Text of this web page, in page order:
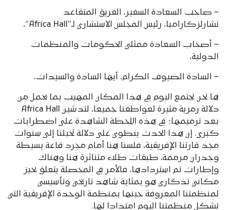
– صاحب السعادة السفير، الفريق المتقاعد
تشارلزكارامبا، رئيس المجلس الاستشاري لـ”Africa Hall”،
– أصحاب السعادة ممثلي الحكومات والمنظمات
الدولية،
– السادة الضيوف الكرام، أيها السادة والسيدات،
ها نحن نجتمع اليوم في هذا المكان المهيب بما يحمل من
دلالة رمزية مثيرة لعواطفنا جميعا، لتدشين Africa Hall
بعد ترميمها؛ في هذه اللحظة الشاهدة على اضطرابات
كبرى. إن هذا الحدث ينطوي على دلالة تحيلنا إلى سنوات
مجد قارتنا الإفريقية، فلسنا هنا أمام مجرد قاعة بسيطة
وجدران مرممة، طبقات طلاء متناثرة هنا وهناك
وإطارات تم استردادها، فالأمر في المحصلة يتعلق بحيز
مكاني تذكاري هو بمثابة شاهد تاريخي وتأسيسي
لمنظمتنا المعروفة حينها بمنظمة الوحدة الإفريقية التي
تشكل منظمتنا اليوم امتدادا لها.